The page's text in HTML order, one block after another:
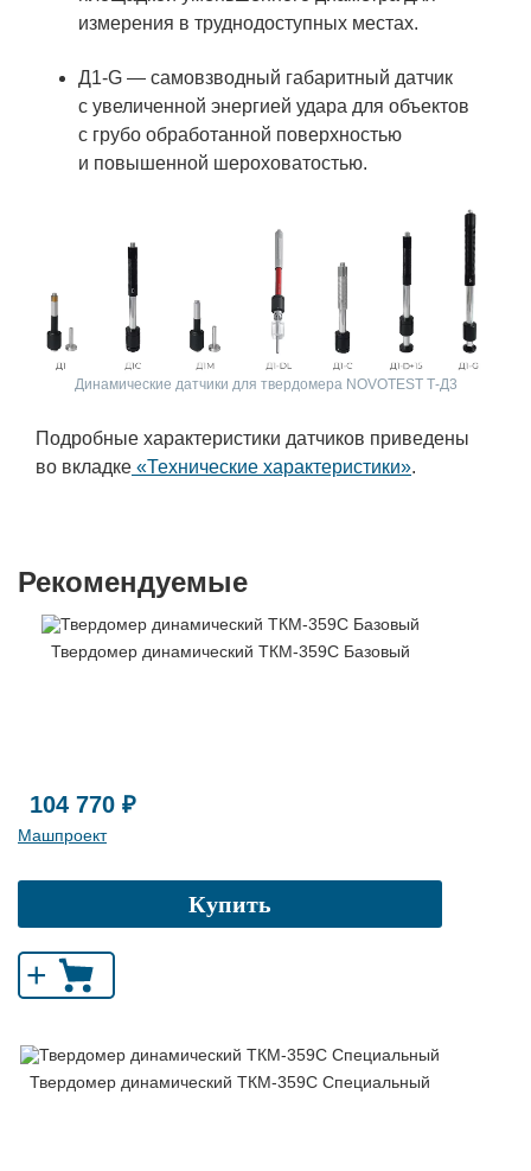
измерения в труднодоступных местах.
Д1-G — самовзводный габаритный датчик
с увеличенной энергией удара для объектов
с грубо обработанной поверхностью
и повышенной шероховатостью.
Динамические датчики для твердомера NOVOTEST Т-Д3
Подробные характеристики датчиков приведены
во вкладке «Технические характеристики».
Рекомендуемые
Твердомер динамический ТКМ-359C Базовый
104 770 ₽
Машпроект
Купить
+
Твердомер динамический ТКМ-359C Специальный